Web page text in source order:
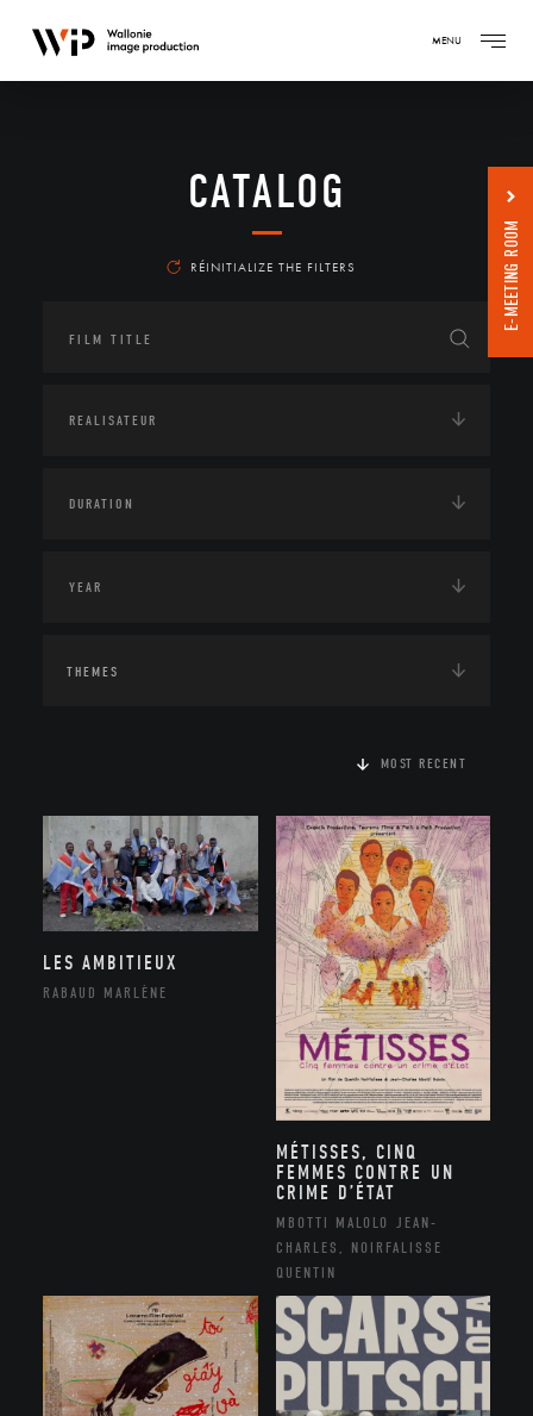
MENU
CATALOG
RÉINITIALIZE THE FILTERS
THEMES
MOST RECENT
LES AMBITIEUX
RABAUD MARLÈNE
MÉTISSES, CINQ
FEMMES CONTRE UN
CRIME D’ÉTAT
MBOTTI MALOLO JEAN-
CHARLES, NOIRFALISSE
QUENTIN
E-MEETING ROOM